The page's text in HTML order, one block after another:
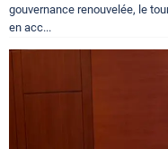
gouvernance renouvelée, le
en acc...